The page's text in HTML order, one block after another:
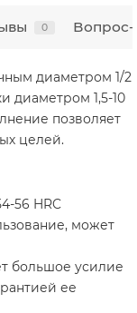
0 Вопрос-
диаметром 1/2
диаметром 1,5-10
позволяет
целей.
56 HRC
может
большое усилие
ее